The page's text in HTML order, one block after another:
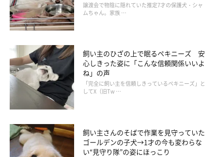
たむたむくんの行動にほっこり
譲渡会で物陰に隠れていた推定7才の保護犬・シャ
ムちゃん。家族 …
飼い主のひざの上で眠るペキニーズ 安
心しきった姿に「こんな信頼関係いいよ
ね」の声
「完全に飼い主を信頼しきっているペキニーズ」と
してX（旧Tw …
飼い主さんのそばで作業を見守っていた
ゴールデンの子犬→1才の今も変わらな
い“見守り隊”の姿にほっこり